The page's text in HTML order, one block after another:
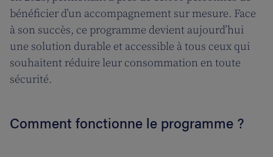
bénéficier d’un accompagnement sur mesure. Face
à son succès, ce programme devient aujourd’hui
une solution durable et accessible à tous ceux qui
souhaitent réduire leur consommation en toute
sécurité.
Comment fonctionne le programme ?